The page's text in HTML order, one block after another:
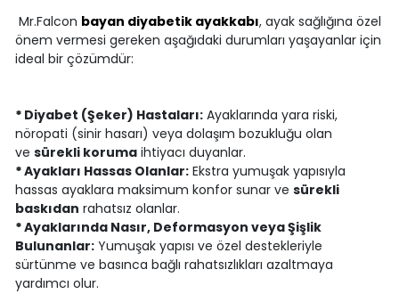
Mr.Falcon bayan diyabetik ayakkabı, ayak sağlığına özel
önem vermesi gereken aşağıdaki durumları yaşayanlar için
ideal bir çözümdür:
* Diyabet (Şeker) Hastaları:Ayaklarında yara riski,
nöropati (sinir hasarı) veya dolaşım bozukluğu olan
ve sürekli korumaihtiyacı duyanlar.
*Ayakları Hassas Olanlar:Ekstra yumuşak yapısıyla
hassas ayaklara maksimum konfor sunar ve sürekli
baskıdan rahatsız olanlar.
*Ayaklarında Nasır, Deformasyon veya Şişlik
Bulunanlar:Yumuşak yapısı ve özel destekleriyle
sürtünme ve basınca bağlı rahatsızlıkları azaltmaya
yardımcı olur.